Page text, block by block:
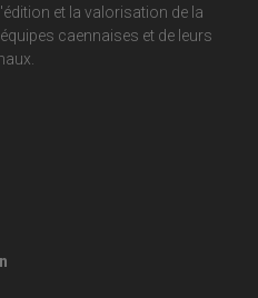
et la valorisation de la
caennaises et de leurs